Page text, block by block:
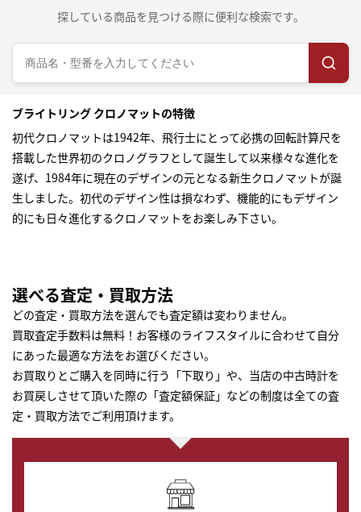
探している商品を見つける際に便利な検索です。
ブライトリング クロノマットの特徴
初代クロノマットは1942年、飛行士にとって必携の回転計算尺を
搭載した世界初のクロノグラフとして誕生して以来様々な進化を
遂げ、1984年に現在のデザインの元となる新生クロノマットが誕
生しました。初代のデザイン性は損なわず、機能的にもデザイン
的にも日々進化するクロノマットをお楽しみ下さい。
選べる査定・買取方法
どの査定・買取方法を選んでも査定額は変わりません。
買取査定手数料は無料！お客様のライフスタイルに合わせて自分
にあった最適な方法をお選びください。
お買取りとご購入を同時に行う「下取り」や、当店の中古時計を
お買戻しさせて頂いた際の「査定額保証」などの制度は全ての査
定・買取方法でご利用頂けます。